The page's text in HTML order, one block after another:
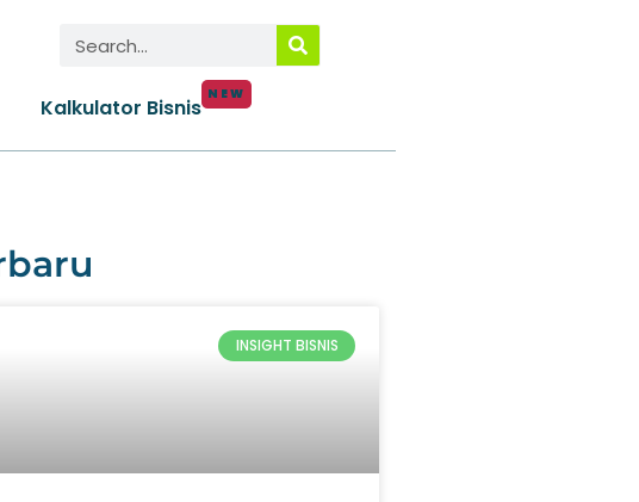
Kalkulator Bisnis
NEW
INSIGHT BISNIS